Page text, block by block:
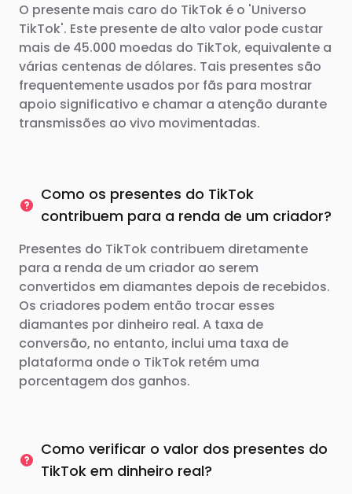
O presente mais caro do TikTok é o 'Universo
TikTok'. Este presente de alto valor pode custar
mais de 45.000 moedas do TikTok, equivalente a
várias centenas de dólares. Tais presentes são
frequentemente usados ​​por fãs para mostrar
apoio significativo e chamar a atenção durante
transmissões ao vivo movimentadas.
Como os presentes do TikTok
contribuem para a renda de um criador?
Presentes do TikTok contribuem diretamente
para a renda de um criador ao serem
convertidos em diamantes depois de recebidos.
Os criadores podem então trocar esses
diamantes por dinheiro real. A taxa de
conversão, no entanto, inclui uma taxa de
plataforma onde o TikTok retém uma
porcentagem dos ganhos.
Como verificar o valor dos presentes do
TikTok em dinheiro real?